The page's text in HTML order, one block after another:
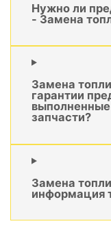
Нужно ли
- Замена
Замена
гарантии
запчасти?
Замена
информация